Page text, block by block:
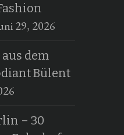
29, 2026
dem
Bülent
– 30